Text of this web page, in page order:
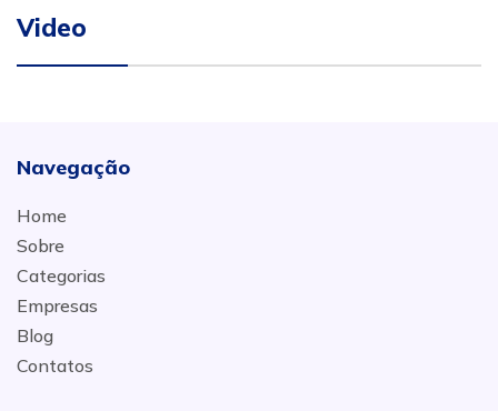
Video
Navegação
Home
Sobre
Categorias
Empresas
Blog
Contatos